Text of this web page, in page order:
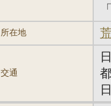
所在地
交通